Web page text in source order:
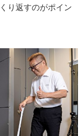
り返すのがポイン